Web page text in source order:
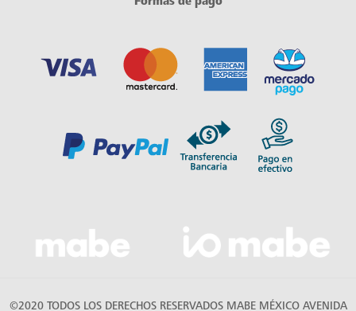
©2020 TODOS LOS DERECHOS RESERVADOS MABE MÉXICO AVENIDA